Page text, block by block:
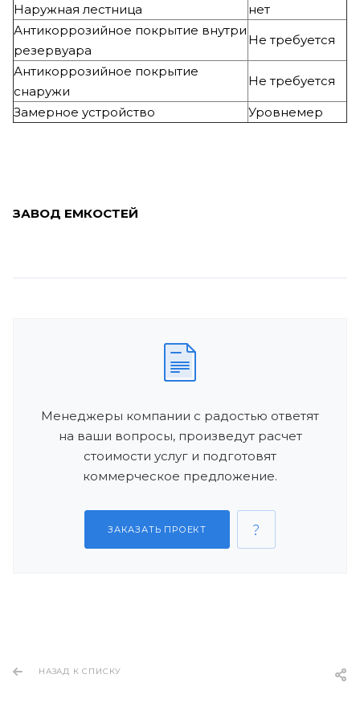
Наружная лестница
нет
Антикоррозийное покрытие внутри
резервуара
Не требуется
Антикоррозийное покрытие
снаружи
Не требуется
Замерное устройство Уровнемер
ЗАВОД ЕМКОСТЕЙ
Менеджеры компании с радостью ответят
на ваши вопросы, произведут расчет
стоимости услуг и подготовят
коммерческое предложение.
ЗАКАЗАТЬ ПРОЕКТ
НАЗАД К СПИСКУ